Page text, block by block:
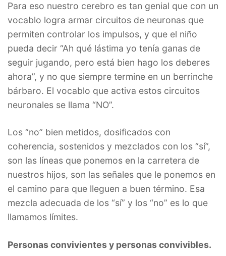
Para eso nuestro cerebro es tan genial que con un
vocablo logra armar circuitos de neuronas que
permiten controlar los impulsos, y que el niño
pueda decir “Ah qué lástima yo tenía ganas de
seguir jugando, pero está bien hago los deberes
ahora”, y no que siempre termine en un berrinche
bárbaro. El vocablo que activa estos circuitos
neuronales se llama “NO”.
Los “no” bien metidos, dosificados con
coherencia, sostenidos y mezclados con los “sí”,
son las líneas que ponemos en la carretera de
nuestros hijos, son las señales que le ponemos en
el camino para que lleguen a buen término. Esa
mezcla adecuada de los “sí” y los “no” es lo que
llamamos límites.
Personas convivientes y personas convivibles.